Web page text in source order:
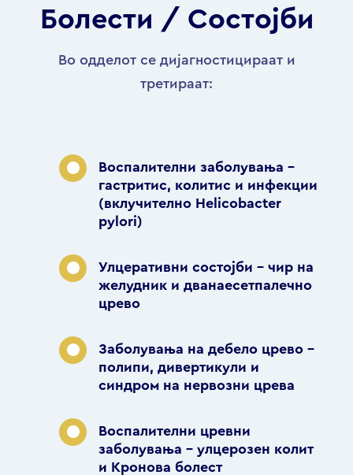
Болести / Состојби
Во одделот се дијагностицираат и
третираат:
Воспалителни заболувања –
гастритис, колитис и инфекции
(вклучително Helicobacter
pylori)
Улцеративни состојби – чир на
желудник и дванаесетпалечно
црево
Заболувања на дебело црево –
полипи, дивертикули и
синдром на нервозни црева
Воспалителни цревни
заболувања – улцерозен колит
и Кронова болест